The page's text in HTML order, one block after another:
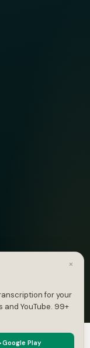
×
for your
and YouTube. 99+
Google Play